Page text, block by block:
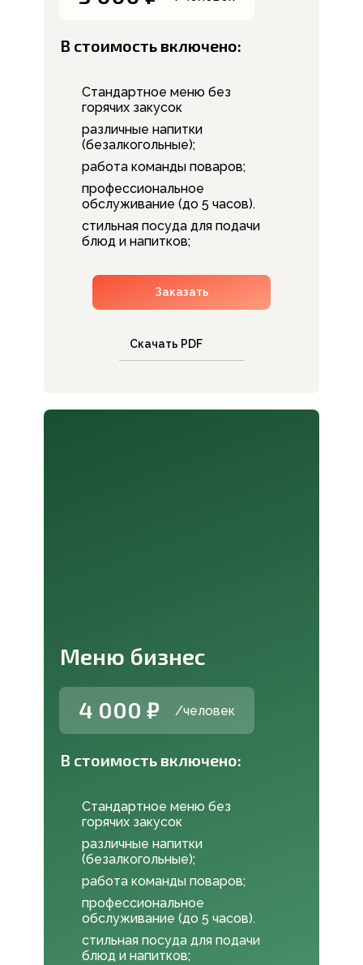
4 000 ₽ /человек
Стандартное меню без
горячих закусок
различные напитки
(безалкогольные);
работа команды поваров;
профессиональное
обслуживание (до 5 часов).
стильная посуда для подачи
блюд и напитков;
В стоимость включено:
Меню бизнес
Стандартное меню без
горячих закусок
различные напитки
(безалкогольные);
работа команды поваров;
профессиональное
обслуживание (до 5 часов).
стильная посуда для подачи
блюд и напитков;
Заказать
Скачать PDF
В стоимость включено: